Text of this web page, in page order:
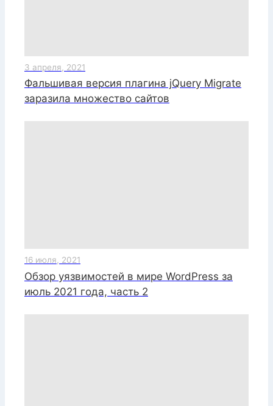
3 апреля, 2021
Фальшивая версия плагина jQuery Migrate
заразила множество сайтов
16 июля, 2021
Обзор уязвимостей в мире WordPress за
июль 2021 года, часть 2